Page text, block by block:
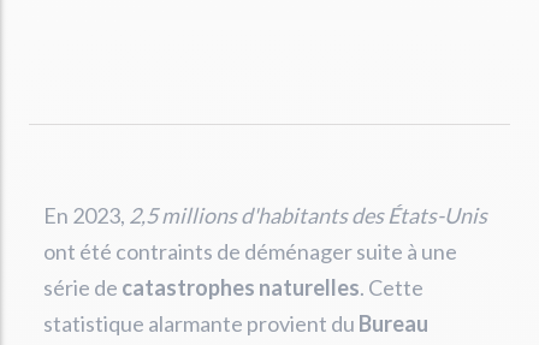
En 2023, 2,5 millions d'habitants des États-Unis
ont été contraints de déménager suite à une
série de catastrophes naturelles. Cette
statistique alarmante provient du Bureau